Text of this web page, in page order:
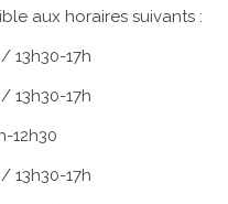
aux horaires suivants :
13h30-17h
13h30-17h
12h30
13h30-17h